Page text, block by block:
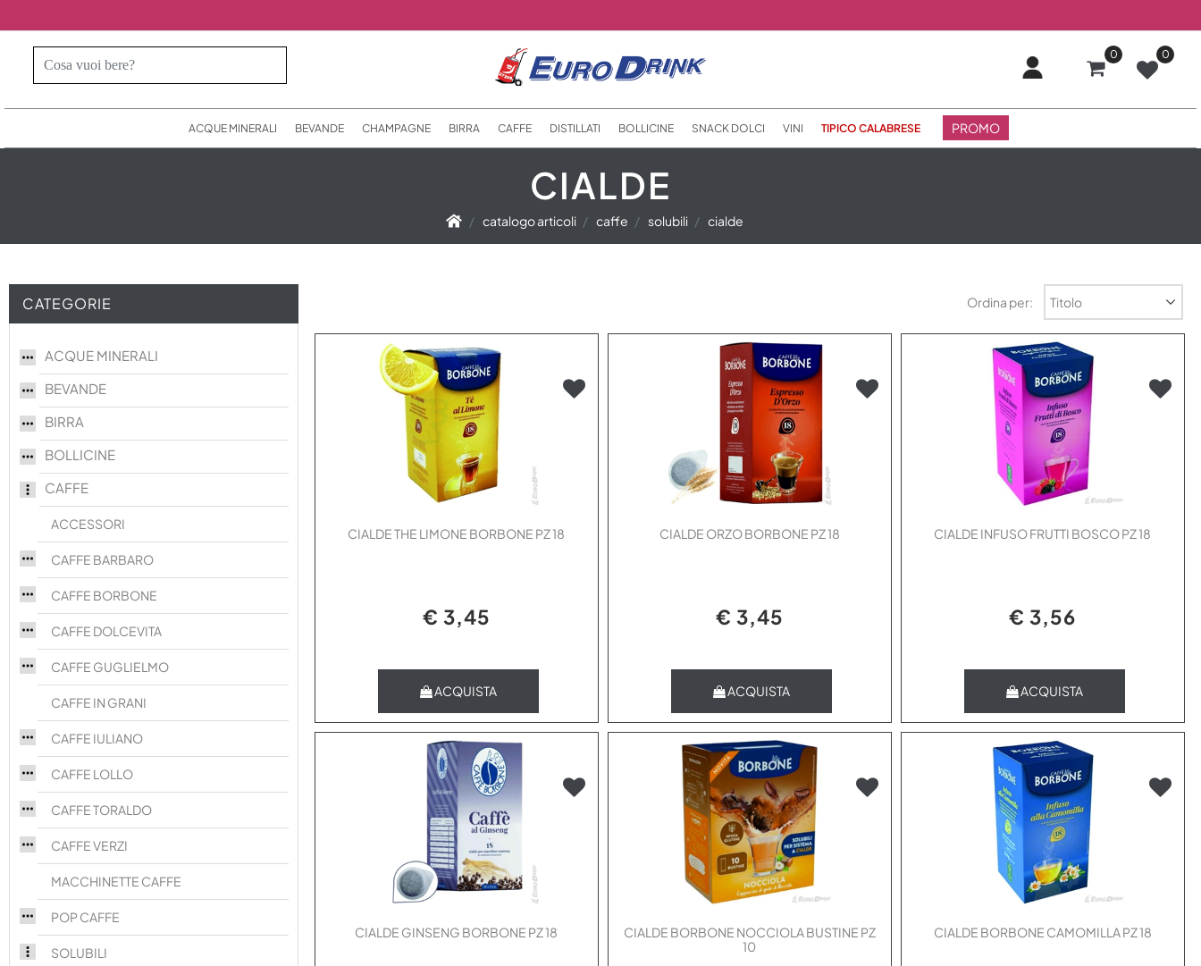
0 0
ACQUE MINERALI BEVANDE CHAMPAGNE BIRRA CAFFE DISTILLATI BOLLICINE SNACK DOLCI VINI TIPICO CALABRESE PROMO
CIALDE
catalogo articoli caffe solubili cialde
CATEGORIE
ACQUE MINERALI
BEVANDE
BIRRA
BOLLICINE
CAFFE
ACCESSORI
CAFFE BARBARO
CAFFE BORBONE
CAFFE DOLCEVITA
CAFFE GUGLIELMO
CAFFE IN GRANI
CAFFE IULIANO
CAFFE LOLLO
CAFFE TORALDO
CAFFE VERZI
MACCHINETTE CAFFE
POP CAFFE
SOLUBILI
Ordina per:
CIALDE THE LIMONE BORBONE PZ 18
€ 3,45
ACQUISTA
CIALDE ORZO BORBONE PZ 18
€ 3,45
ACQUISTA
CIALDE INFUSO FRUTTI BOSCO PZ 18
€ 3,56
ACQUISTA
CIALDE GINSENG BORBONE PZ 18
CIALDE BORBONE NOCCIOLA BUSTINE PZ
10
CIALDE BORBONE CAMOMILLA PZ 18